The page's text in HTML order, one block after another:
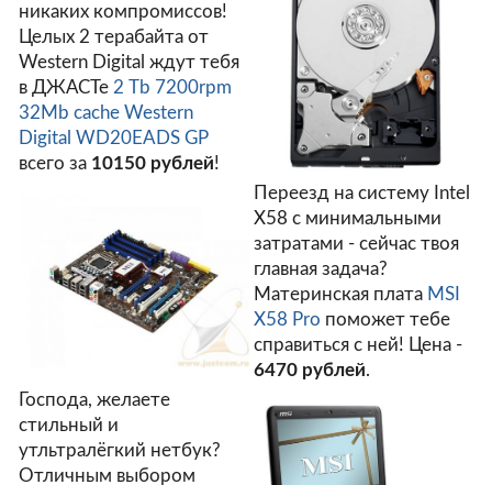
никаких компромиссов!
Целых 2 терабайта от
Western Digital ждут тебя
в ДЖАСТе 2 Tb 7200rpm
32Mb cache Western
Digital WD20EADS GP
всего за 10150 рублей!
Переезд на систему Intel
X58 с минимальными
затратами - сейчас твоя
главная задача?
Материнская плата MSI
X58 Pro поможет тебе
справиться с ней! Цена -
6470 рублей.
Господа, желаете
стильный и
утльтралёгкий нетбук?
Отличным выбором